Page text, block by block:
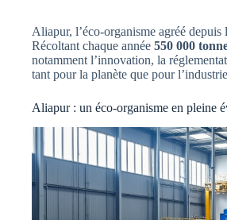
Aliapur, l’éco-organisme agréé
Récoltant chaque année 550 000
notamment l’innovation, la
tant pour la planète que pour
Aliapur : un éco-organisme en pleine